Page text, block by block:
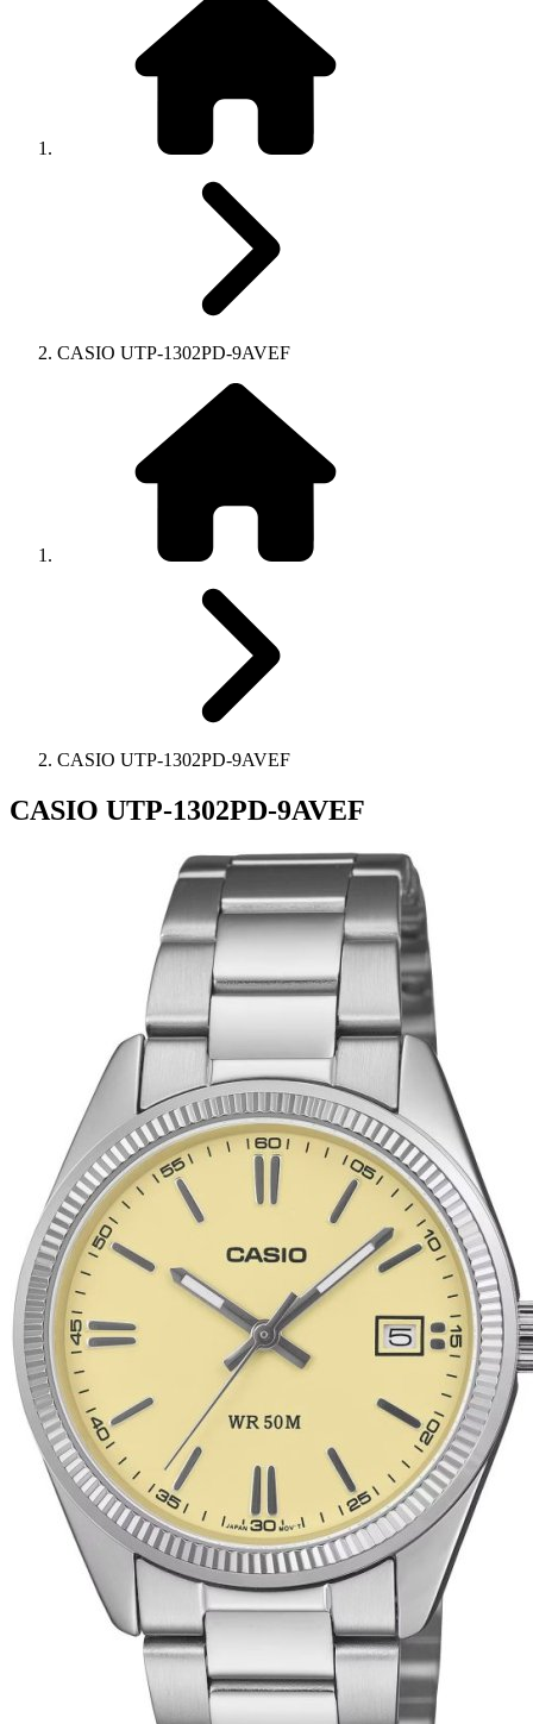
CASIO UTP-1302PD-9AVEF
CASIO UTP-1302PD-9AVEF
CASIO UTP-1302PD-9AVEF